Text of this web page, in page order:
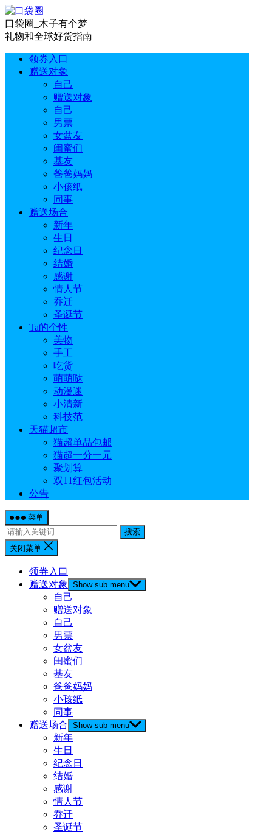
口袋圈_木子有个梦
礼物和全球好货指南
领券入口
赠送对象
自己
赠送对象
自己
男票
女盆友
闺蜜们
基友
爸爸妈妈
小孩纸
同事
赠送场合
新年
生日
纪念日
结婚
感谢
情人节
乔迁
圣诞节
Ta的个性
美物
手工
吃货
萌萌哒
动漫迷
小清新
科技范
天猫超市
猫超单品包邮
猫超一分一元
聚划算
双11红包活动
公告
菜单
搜索
关闭菜单
领券入口
赠送对象
Show sub menu
自己
赠送对象
自己
男票
女盆友
闺蜜们
基友
爸爸妈妈
小孩纸
同事
赠送场合 Show sub menu
新年
生日
纪念日
结婚
感谢
情人节
乔迁
圣诞节